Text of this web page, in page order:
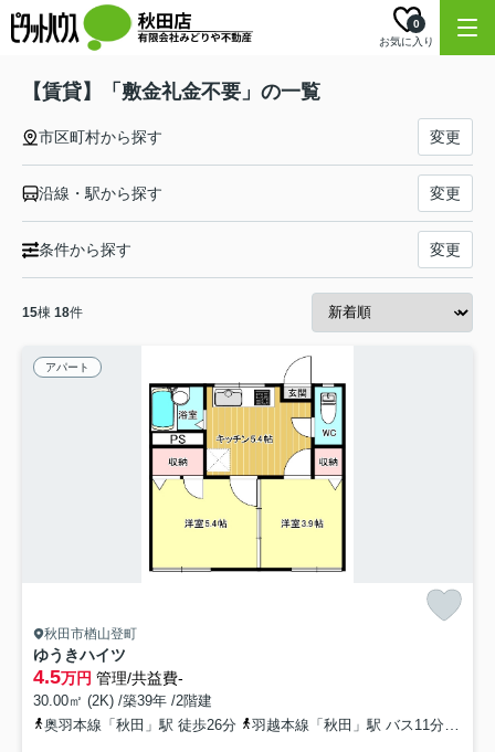
お気に入り
0
【賃貸】「敷金礼金不要」の一覧
市区町村から探す 変更
沿線・駅から探す 変更
条件から探す 変更
15棟 18件
アパート
秋田市楢山登町
ゆうきハイツ
4.5万円 管理/共益費-
30.00㎡ (2K) /築39年 /2階建
奥羽本線「秋田」駅 徒歩26分
羽越本線「秋田」駅 バス11分 秋田中央交通「登町上丁」 停歩3分